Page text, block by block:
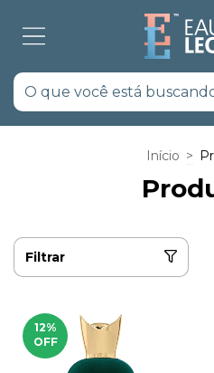
Início >
Filtrar
12%
OFF